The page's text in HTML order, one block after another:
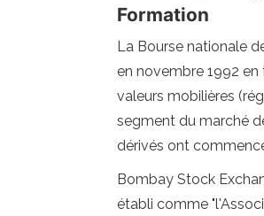
Formation
La Bourse nationale
en novembre 1992
valeurs mobilières
segment du marché
dérivés ont
Bombay Stock
établi comme